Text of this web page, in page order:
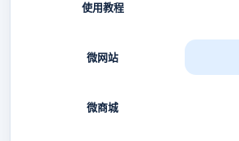
使用教程
微网站
微商城